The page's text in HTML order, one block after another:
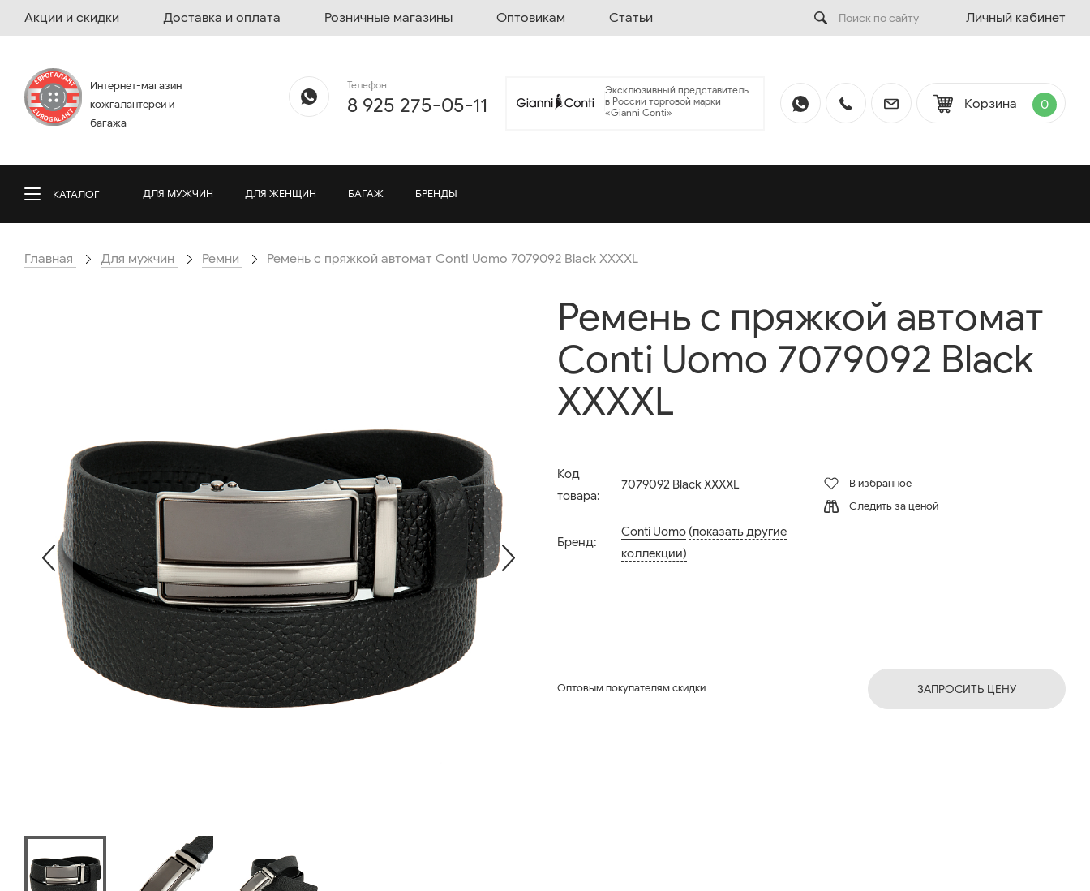
Акции и скидки Доставка и оплата Розничные магазины Оптовикам Статьи Личный кабинет
Интернет-магазин
кожгалантереи и
багажа
Телефон
8 925 275-05-11
Эксклюзивный представитель
в России торговой марки
«Gianni Conti»
Корзина 0
КАТАЛОГ ДЛЯ МУЖЧИН ДЛЯ ЖЕНЩИН БАГАЖ БРЕНДЫ
Главная Для мужчин Ремни Ремень с пряжкой автомат Conti Uomo 7079092 Black XXXXL
Ремень с пряжкой автомат
Conti Uomo 7079092 Black
XXXXL
Код
товара:
7079092 Black XXXXL
Бренд:
Conti Uomo (показать другие
коллекции)
В избранное
Следить за ценой
Оптовым покупателям скидки ЗАПРОСИТЬ ЦЕНУ